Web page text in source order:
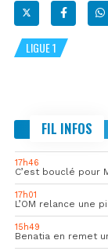
LIGUE 1
FIL INFOS
17h46
C’est bouclé pour
17h01
L’OM relance une
15h49
Benatia en remet